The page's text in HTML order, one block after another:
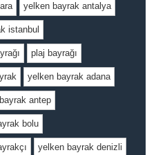
yelken bayrak antalya
istanbul
plaj bayrağı
yelken bayrak adana
antep
bolu
yelken bayrak denizli